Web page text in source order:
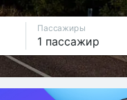
Пассажиры